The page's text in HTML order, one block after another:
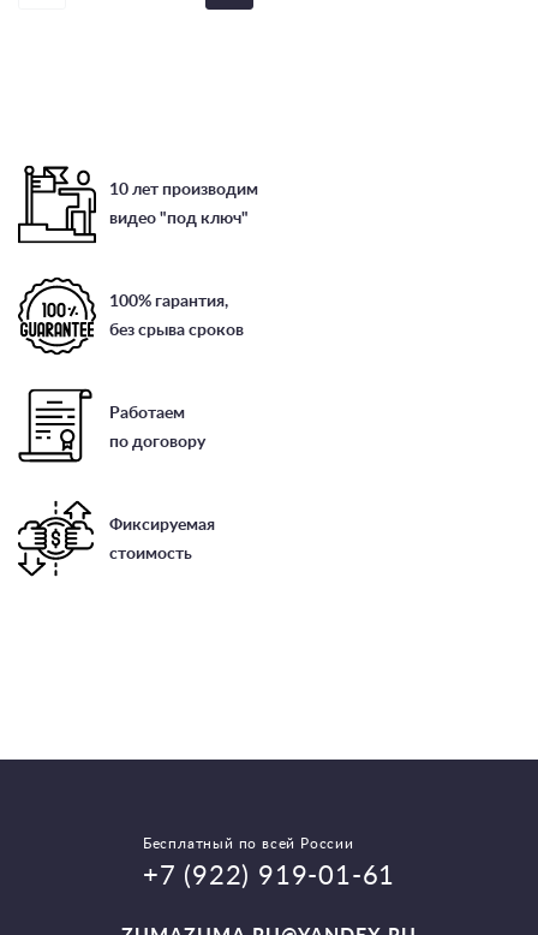
10 лет производим
видео "под ключ"
100% гарантия,
без срыва сроков
Работаем
по договору
Фиксируемая
стоимость
Бесплатный по всей России
+7 (922) 919-01-61